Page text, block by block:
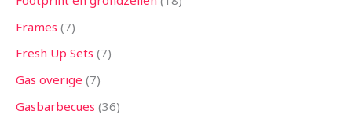
Frames 7
Fresh Up Sets 7
Gas overige 7
Gasbarbecues 36